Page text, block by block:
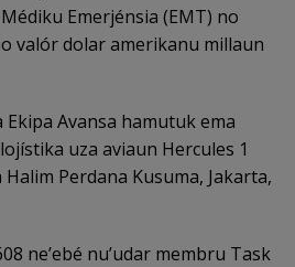
Emerjénsia (EMT) no
valór dolar amerikanu millaun
Avansa hamutuk ema
uza aviaun Hercules 1
Perdana Kusuma, Jakarta,
ne’ebé nu’udar membru Task